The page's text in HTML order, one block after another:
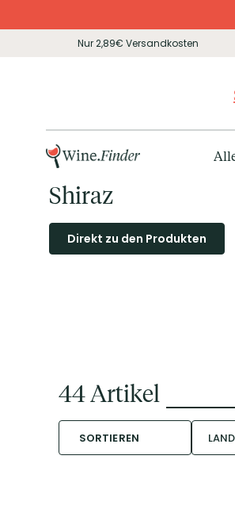
Nur 2,89€ Versandkosten
Shiraz
Direkt zu den Produkten
44Artikel
SORTIEREN LAND